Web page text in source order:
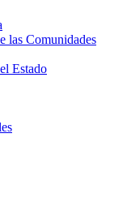
las Comunidades
Estado